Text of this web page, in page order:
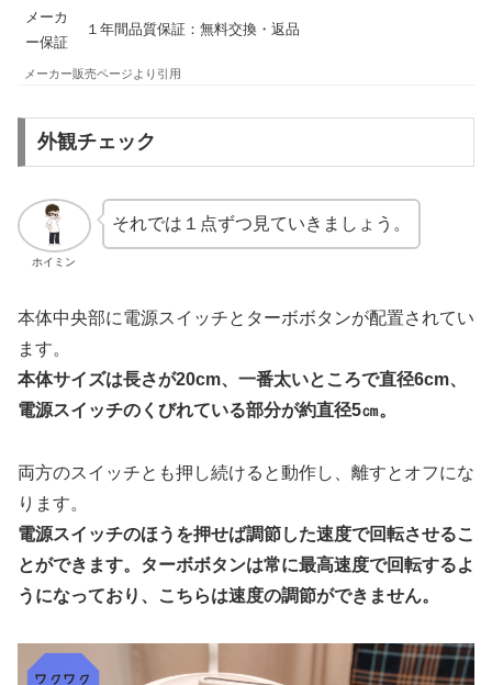
メーカ
ー保証
‎１年間品質保証：無料交換・返品
メーカー販売ページより引用
外観チェック
ホイミン
それでは１点ずつ見ていきましょう。
本体中央部に電源スイッチとターボボタンが配置されてい
ます。
本体サイズは長さが20cm、一番太いところで直径6cm、
電源スイッチのくびれている部分が約直径5㎝。
両方のスイッチとも押し続けると動作し、離すとオフにな
ります。
電源スイッチのほうを押せば調節した速度で回転させるこ
とができます。ターボボタンは常に最高速度で回転するよ
うになっており、こちらは速度の調節ができません。